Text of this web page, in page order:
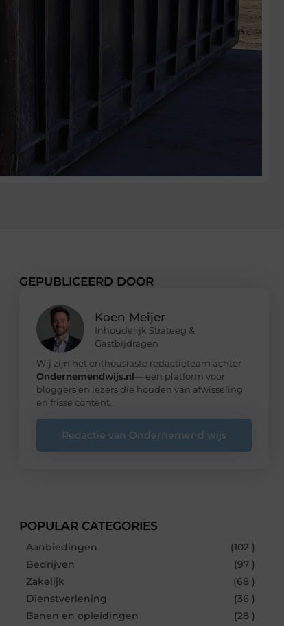
GEPUBLICEERD DOOR
Koen Meijer
Inhoudelijk Strateeg &
Gastbijdragen
Wij zijn het enthousiaste redactieteam achter
Ondernemendwijs.nl— een platform voor
bloggers en lezers die houden van afwisseling
en frisse content.
Redactie van Ondernemend wijs
POPULAR CATEGORIES
Aanbiedingen
(102 )
Bedrijven
(97 )
Zakelijk
(68 )
Dienstverlening
(36 )
Banen en opleidingen
(28 )